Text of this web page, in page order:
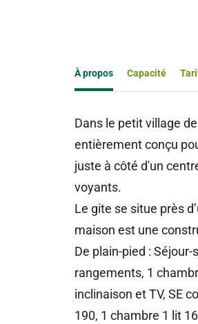
À propos Capacité
Dans le petit village
entièrement conçu
juste à côté d'un
voyants.
Le gite se situe près
maison est une
De plain-pied :
rangements, 1
inclinaison et TV, SE
190, 1 chambre 1 lit